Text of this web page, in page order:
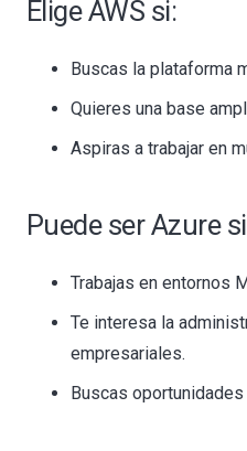
Elige AWS si:
Buscas la plataforma
Quieres una base
Aspiras a trabajar en
Puede ser Azure
Trabajas en entornos
Te interesa la
empresariales.
Buscas